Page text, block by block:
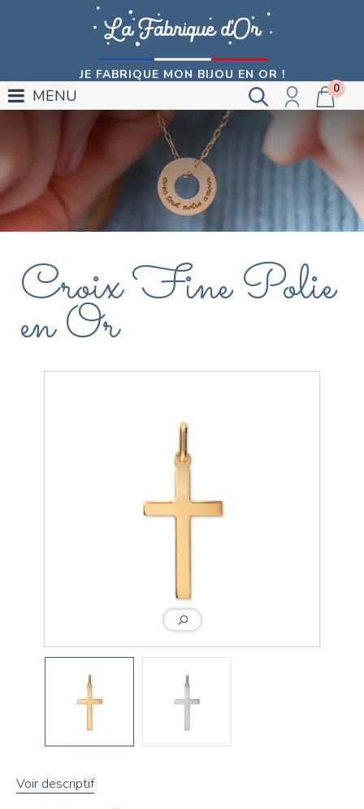
JE FABRIQUE MON BIJOU EN OR !
0
MENU
Croix Fine Polie
en Or
Voir descriptif